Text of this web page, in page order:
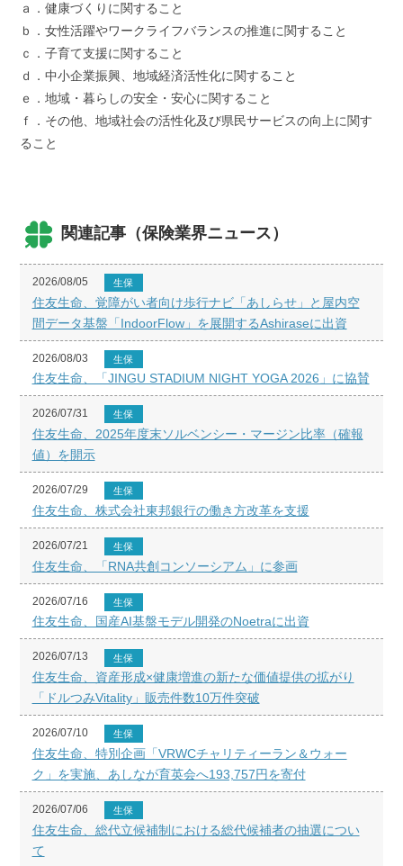
ａ．健康づくりに関すること
ｂ．女性活躍やワークライフバランスの推進に関すること
ｃ．子育て支援に関すること
ｄ．中小企業振興、地域経済活性化に関すること
ｅ．地域・暮らしの安全・安心に関すること
ｆ．その他、地域社会の活性化及び県民サービスの向上に関す
ること
関連記事（保険業界ニュース）
2026/08/05 生保
住友生命、覚障がい者向け歩行ナビ「あしらせ」と屋内空
間データ基盤「IndoorFlow」を展開するAshiraseに出資
2026/08/03 生保
住友生命、「JINGU STADIUM NIGHT YOGA 2026」に協賛
2026/07/31 生保
住友生命、2025年度末ソルベンシー・マージン比率（確報
値）を開示
2026/07/29 生保
住友生命、株式会社東邦銀行の働き方改革を支援
2026/07/21 生保
住友生命、「RNA共創コンソーシアム」に参画
2026/07/16 生保
住友生命、国産AI基盤モデル開発のNoetraに出資
2026/07/13 生保
住友生命、資産形成×健康増進の新たな価値提供の拡がり
「ドルつみVitality」販売件数10万件突破
2026/07/10 生保
住友生命、特別企画「VRWCチャリティーラン＆ウォー
ク」を実施、あしなが育英会へ193,757円を寄付
2026/07/06 生保
住友生命、総代立候補制における総代候補者の抽選につい
て